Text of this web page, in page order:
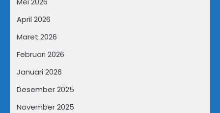
April 2026
Maret 2026
Februari 2026
Januari 2026
Desember 2025
November 2025